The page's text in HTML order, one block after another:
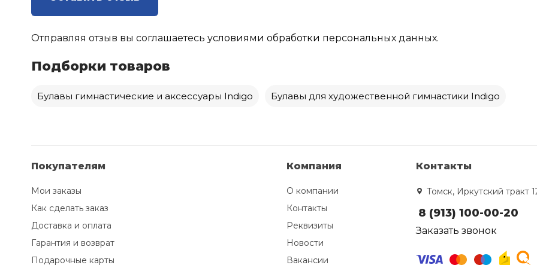
Отправляя отзыв вы соглашаетесь условиями обработки персональных данных.
Подборки товаров
Булавы гимнастические и аксессуары Indigo Булавы для художественной гимнастики Indigo
Покупателям
Мои заказы
Как сделать заказ
Доставка и оплата
Гарантия и возврат
Подарочные карты
Компания
О компании
Контакты
Реквизиты
Новости
Вакансии
Контакты
Томск, Иркутский тракт
8 (913) 100-00-20
Заказать звонок